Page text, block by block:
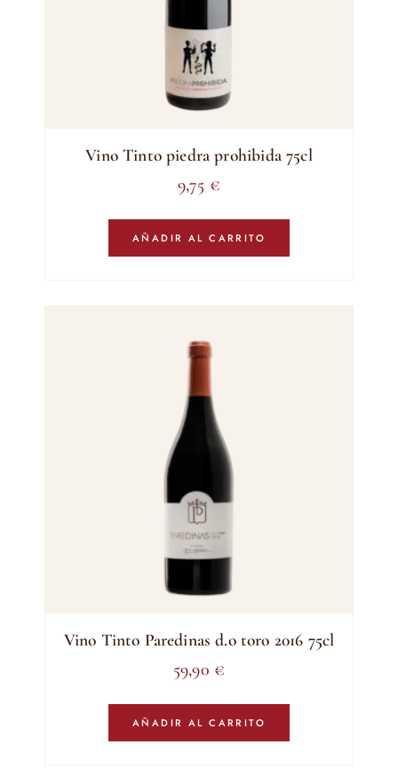
Vino Tinto piedra prohibida 75cl
9,75 €
AÑADIR AL CARRITO
Vino Tinto Paredinas d.o toro 2016 75cl
59,90 €
AÑADIR AL CARRITO